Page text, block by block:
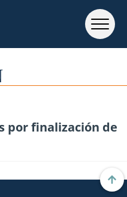
por finalización de